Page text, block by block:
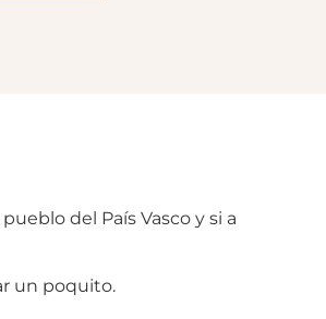
del País Vasco y si a
un poquito.